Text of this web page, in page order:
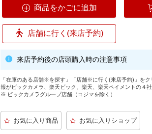
商品をかごに追加
店舗に行く(来店予約)
来店予約後の店頭購入時の注意事項
「在庫のある店舗※を探す」「店舗※に行く(来店予約)」を
報がビックカメラ、楽天ビック、楽天、楽天ペイメントの４
※ ビックカメラグループ店舗（コジマを除く）